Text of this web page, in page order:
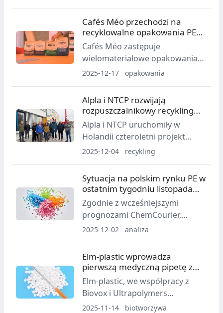
wirtualnym bliźniaku procesów
produkcyjnych polietylenu i
polipropylenu.
Cafés Méo przechodzi na
recyklowalne opakowania PE
od adapa
Cafés Méo zastępuje
wielomateriałowe opakowania
PET/Alu/PE recyklowalnymi,
układzie „design for recycling”
od adapa, wyprzedzając
wymagania PPWR 2030 przy
zachowaniu jakości produktu.
Nowe rozwiązanie pozwala
utrzymać parametry kawy oraz
kompatybilność z istniejącymi
liniami pakującymi.
2025-12-17 opakowania
Alpla i NTCP rozwijają
rozpuszczalnikowy recykling
HDPE do kontaktu z żywnością
Alpla i NTCP uruchomiły w
Holandii czteroletni projekt
pilotażowy w celu walidacji
wytwarzania recyklatu HDPE do
kontaktu z żywnością,
wspieranego przez holenderskie
Ministerstwo Polityki
Klimatycznej i Zielonego
Wzrostu.
2025-12-04 recykling
Sytuacja na polskim rynku PE w
ostatnim tygodniu listopada
2025 roku
Zgodnie z wcześniejszymi
prognozami ChemCourier,
kontraktowa cena etylenu na
tygodniach miesiąca dostawcy
HDPE będą podejmować próby
podwyżek, dążąc do poprawy
marż przed końcem roku.
2025-12-02 analiza
Elm-plastic wprowadza
pierwszą medyczną pipetę z
biotworzywa
Elm-plastic, we współpracy z
Biovox i Ultrapolymers
Deutschland, wprowadził
2025-11-14 biotworzywa